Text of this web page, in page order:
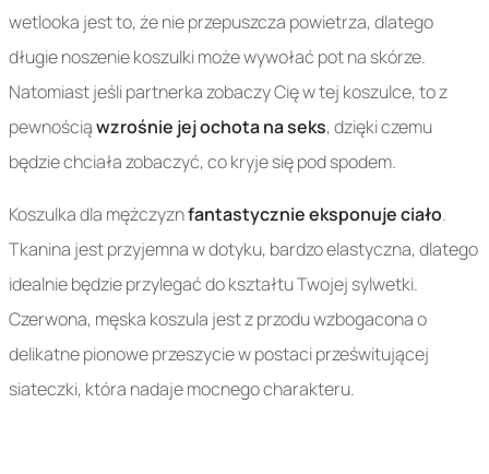
wetlooka jest to, że nie przepuszcza powietrza, dlatego
długie noszenie koszulki może wywołać pot na skórze.
Natomiast jeśli partnerka zobaczy Cię w tej koszulce, to z
pewnościąwzrośnie jej ochota na seks, dzięki czemu
będzie chciała zobaczyć, co kryje się pod spodem.
Koszulka dla mężczyznfantastycznie eksponuje ciało.
Tkanina jest przyjemna w dotyku, bardzo elastyczna, dlatego
idealnie będzie przylegać do kształtu Twojej sylwetki.
Czerwona, męska koszula jest z przodu wzbogacona o
delikatne pionowe przeszycie w postaci prześwitującej
siateczki, która nadaje mocnego charakteru.